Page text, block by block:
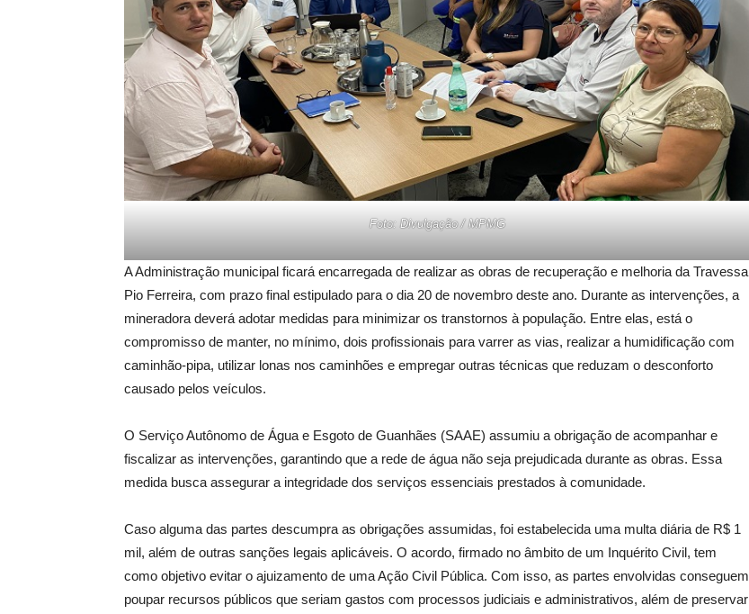
Foto: Divulgação / MPMG
A Administração municipal ficará encarregada de realizar as obras de recuperação e melhoria da Travessa
Pio Ferreira, com prazo final estipulado para o dia 20 de novembro deste ano. Durante as intervenções, a
mineradora deverá adotar medidas para minimizar os transtornos à população. Entre elas, está o
compromisso de manter, no mínimo, dois profissionais para varrer as vias, realizar a humidificação com
caminhão-pipa, utilizar lonas nos caminhões e empregar outras técnicas que reduzam o desconforto
causado pelos veículos.
O Serviço Autônomo de Água e Esgoto de Guanhães (SAAE) assumiu a obrigação de acompanhar e
fiscalizar as intervenções, garantindo que a rede de água não seja prejudicada durante as obras. Essa
medida busca assegurar a integridade dos serviços essenciais prestados à comunidade.
Caso alguma das partes descumpra as obrigações assumidas, foi estabelecida uma multa diária de R$ 1
mil, além de outras sanções legais aplicáveis. O acordo, firmado no âmbito de um Inquérito Civil, tem
como objetivo evitar o ajuizamento de uma Ação Civil Pública. Com isso, as partes envolvidas conseguem
poupar recursos públicos que seriam gastos com processos judiciais e administrativos, além de preservar